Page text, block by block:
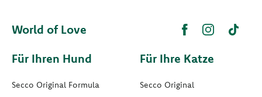
World of Love
Für Ihren Hund
Secco Original Formula
Für Ihre Katze
Secco Original